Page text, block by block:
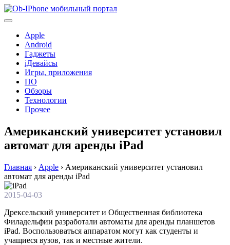
Перейти
к
Apple
Android
Гаджеты
iДевайсы
Игры, приложения
ПО
Обзоры
Технологии
Прочее
Американский университет установил
автомат для аренды iPad
Главная › Apple › Американский университет установил
автомат для аренды iPad
2015-04-03
Дрексельский университет и Общественная библиотека
Филадельфии разработали автоматы для аренды планшетов
iPad. Воспользоваться аппаратом могут как студенты и
учащиеся вузов, так и местные жители.